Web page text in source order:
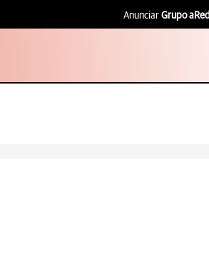
Anunciar Grupo